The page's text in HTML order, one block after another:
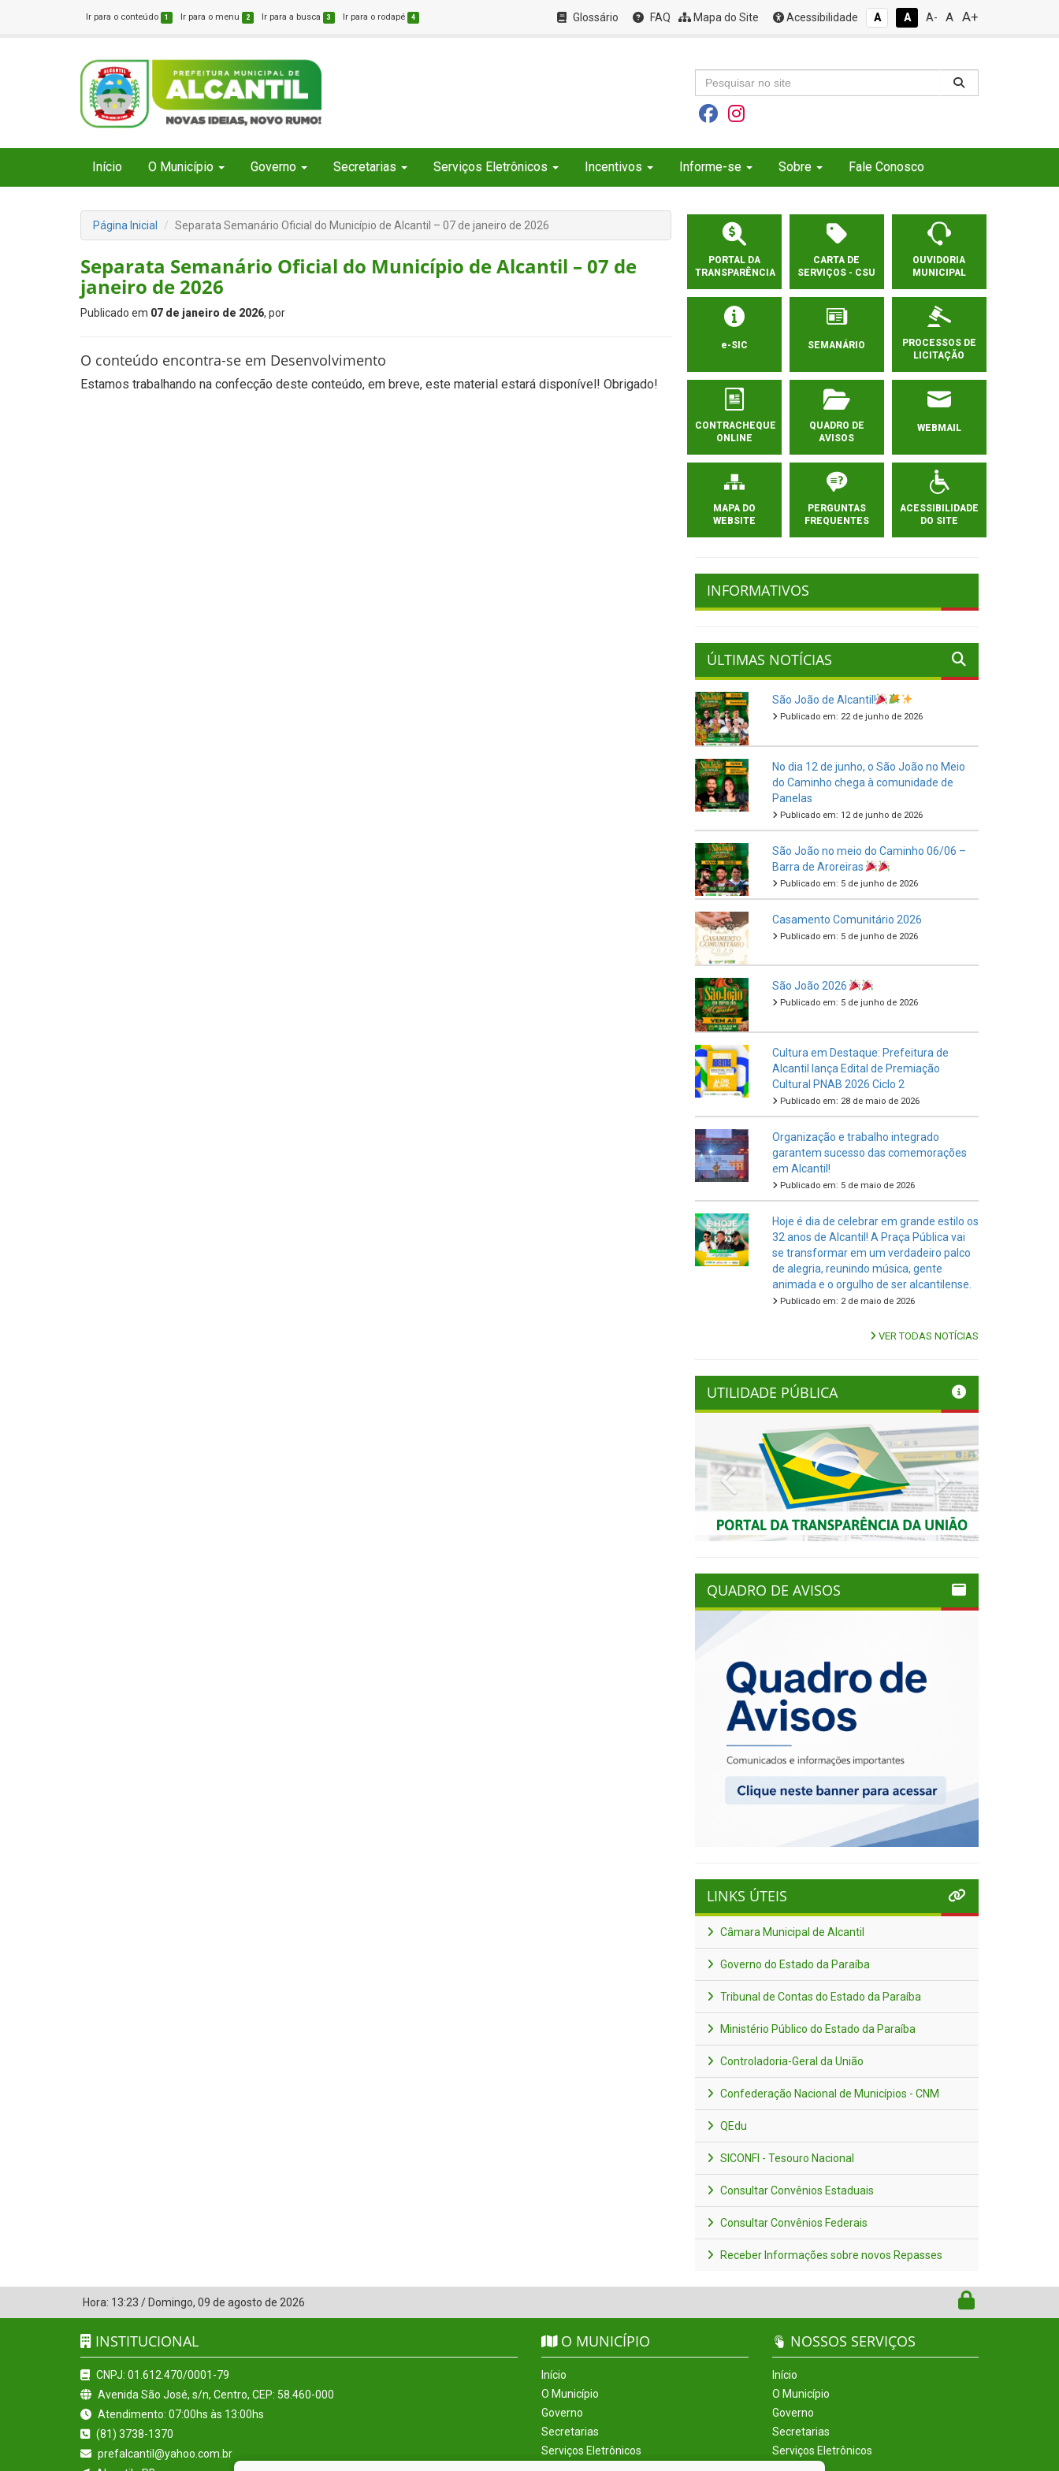
Ir para o conteúdo 1 Ir para o menu 2 Ir para a busca 3 Ir para o rodapé 4 Glossário FAQ Mapa do Site Acessibilidade A A A- A A+
Início O Município Governo Secretarias Serviços Eletrônicos Incentivos Informe-se Sobre Fale Conosco
Página Inicial Separata Semanário Oficial do Município de Alcantil – 07 de janeiro de 2026
Separata Semanário Oficial do Município de Alcantil – 07 de
janeiro de 2026
Publicado em 07 de janeiro de 2026, por
O conteúdo encontra-se em Desenvolvimento
Estamos trabalhando na confecção deste conteúdo, em breve, este material estará disponível! Obrigado!
PORTAL DA
TRANSPARÊNCIA
CARTA DE
SERVIÇOS - CSU
OUVIDORIA
MUNICIPAL
e-SIC SEMANÁRIO
PROCESSOS DE
LICITAÇÃO
CONTRACHEQUE
ONLINE
QUADRO DE
AVISOS
WEBMAIL
MAPA DO
WEBSITE
PERGUNTAS
FREQUENTES
ACESSIBILIDADE
DO SITE
INFORMATIVOS
ÚLTIMAS NOTÍCIAS
São João de Alcantil!
Publicado em: 22 de junho de 2026
No dia 12 de junho, o São João no Meio
do Caminho chega à comunidade de
Panelas
Publicado em: 12 de junho de 2026
São João no meio do Caminho 06/06 –
Barra de Aroreiras
Publicado em: 5 de junho de 2026
Casamento Comunitário 2026
Publicado em: 5 de junho de 2026
São João 2026
Publicado em: 5 de junho de 2026
Cultura em Destaque: Prefeitura de
Alcantil lança Edital de Premiação
Cultural PNAB 2026 Ciclo 2
Publicado em: 28 de maio de 2026
Organização e trabalho integrado
garantem sucesso das comemorações
em Alcantil!
Publicado em: 5 de maio de 2026
Hoje é dia de celebrar em grande estilo os
32 anos de Alcantil! A Praça Pública vai
se transformar em um verdadeiro palco
de alegria, reunindo música, gente
animada e o orgulho de ser alcantilense.
Publicado em: 2 de maio de 2026
VER TODAS NOTÍCIAS
UTILIDADE PÚBLICA
Previous Next
QUADRO DE AVISOS
LINKS ÚTEIS
Câmara Municipal de Alcantil
Governo do Estado da Paraíba
Tribunal de Contas do Estado da Paraíba
Ministério Público do Estado da Paraíba
Controladoria-Geral da União
Confederação Nacional de Municípios - CNM
QEdu
SICONFI - Tesouro Nacional
Consultar Convênios Estaduais
Consultar Convênios Federais
Receber Informações sobre novos Repasses
Hora: 13:23 / Domingo, 09 de agosto de 2026
INSTITUCIONAL
CNPJ: 01.612.470/0001-79
Avenida São José, s/n, Centro, CEP: 58.460-000
Atendimento: 07:00hs às 13:00hs
(81) 3738-1370
prefalcantil@yahoo.com.br
O MUNICÍPIO
Início
O Município
Governo
Secretarias
Serviços Eletrônicos
NOSSOS SERVIÇOS
Início
O Município
Governo
Secretarias
Serviços Eletrônicos